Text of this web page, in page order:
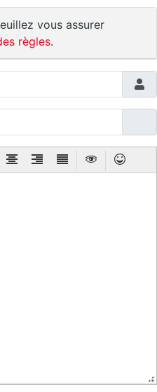
vous assurer
règles.